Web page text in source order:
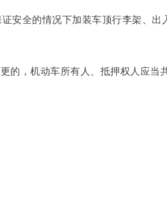
全的情况下加装车顶行李架、出
，机动车所有人、抵押权人应当